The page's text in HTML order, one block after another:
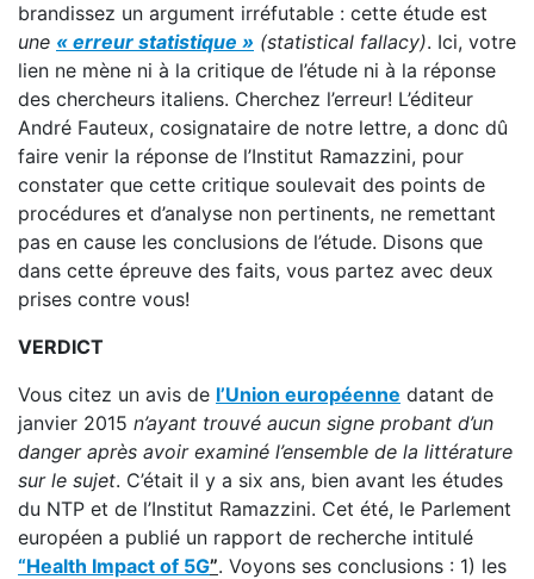
brandissez un argument irréfutable : cette étude est
une « erreur statistique » (statistical fallacy). Ici, votre
lien ne mène ni à la critique de l’étude ni à la réponse
des chercheurs italiens. Cherchez l’erreur! L’éditeur
André Fauteux, cosignataire de notre lettre, a donc dû
faire venir la réponse de l’Institut Ramazzini, pour
constater que cette critique soulevait des points de
procédures et d’analyse non pertinents, ne remettant
pas en cause les conclusions de l’étude. Disons que
dans cette épreuve des faits, vous partez avec deux
prises contre vous!
VERDICT
Vous citez un avis de l’Union européenne datant de
janvier 2015 n’ayant trouvé aucun signe probant d’un
danger après avoir examiné l’ensemble de la littérature
sur le sujet. C’était il y a six ans, bien avant les études
du NTP et de l’Institut Ramazzini. Cet été, le Parlement
européen a publié un rapport de recherche intitulé
“Health Impact of 5G”. Voyons ses conclusions : 1) les